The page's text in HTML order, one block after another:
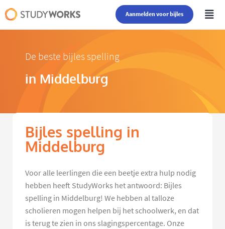
Aanmelden voor bijles
De beste bijles spelling
in Middelburg
Bijles spelling in
Middelburg
Voor alle leerlingen die een beetje extra hulp nodig
hebben heeft StudyWorks het antwoord: Bijles
spelling in Middelburg! We hebben al talloze
scholieren mogen helpen bij het schoolwerk, en dat
is terug te zien in ons slagingspercentage. Onze